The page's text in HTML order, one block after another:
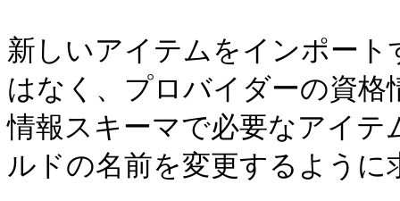
新しいアイテムをインポー
はなく、プロバイダーの資
情報スキーマで必要なアイ